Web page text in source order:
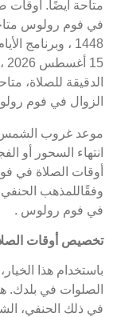
متاحة أيضًا. أوقات
الدقيقة للصلاة،
الزوال في فوم
أوقات الصلاة في
وفقًاللمذهب
في فوم رولوس .
تخصيص أوقات
باستخدام هذا
الصلوات في بلدك.
في ذلك الحنفي،